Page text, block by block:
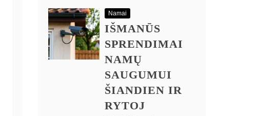
Namai
IŠMANŪS
SPRENDIMAI
NAMŲ
SAUGUMUI
ŠIANDIEN IR
RYTOJ